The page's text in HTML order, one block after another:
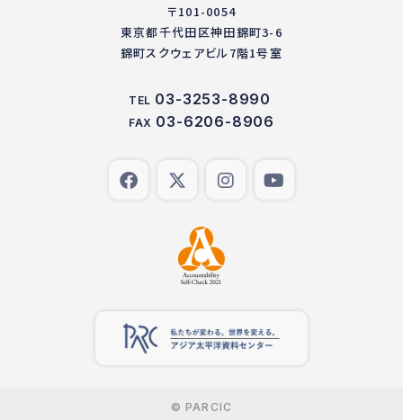
〒101-0054
東京都千代田区神田錦町3-6
錦町スクウェアビル7階1号室
TEL 03-3253-8990
FAX 03-6206-8906
© PARCIC